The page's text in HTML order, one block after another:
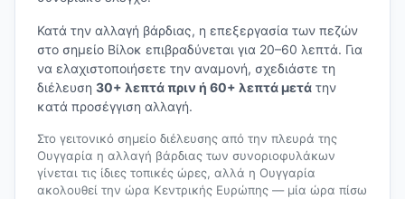
Κατά την αλλαγή βάρδιας, η επεξεργασία των πεζών
στο σημείο Βίλοκ επιβραδύνεται για 20–60 λεπτά. Για
να ελαχιστοποιήσετε την αναμονή, σχεδιάστε τη
διέλευση 30+ λεπτά πριν ή 60+ λεπτά μετά την
κατά προσέγγιση αλλαγή.
Στο γειτονικό σημείο διέλευσης από την πλευρά της
Ουγγαρία η αλλαγή βάρδιας των συνοριοφυλάκων
γίνεται τις ίδιες τοπικές ώρες, αλλά η Ουγγαρία
ακολουθεί την ώρα Κεντρικής Ευρώπης — μία ώρα πίσω